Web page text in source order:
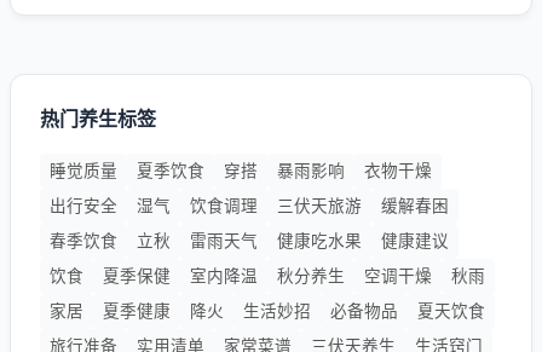
热门养生标签
睡觉质量 夏季饮食 穿搭 暴雨影响
衣物干燥
出行安全
湿气 饮食调理 三伏天旅游
缓解春困
春季饮食
立秋 雷雨天气 健康吃水果
健康建议
饮食
夏季保健 室内降温 秋分养生 空调干燥
秋雨
家居
夏季健康 降火 生活妙招 必备物品
夏天饮食
旅行准备
实用清单 家常菜谱 三伏天养生 生活窍门